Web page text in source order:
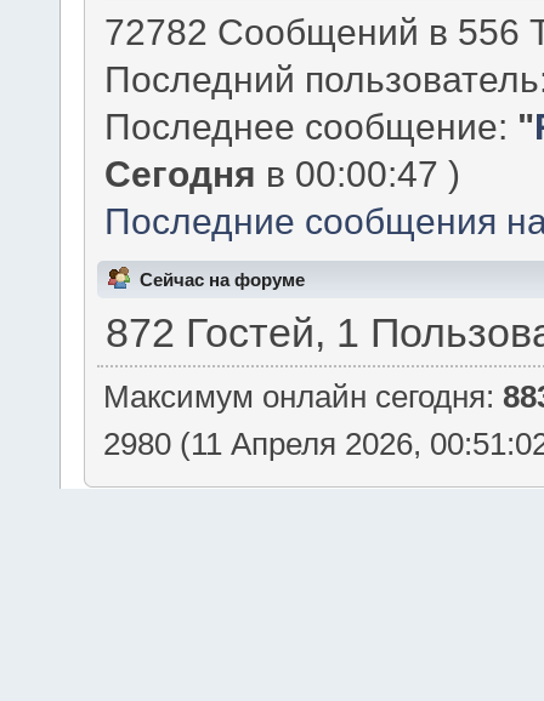
72782 Сообщений в 556
Последний
Последнее сообщение: "
Сегодня в 00:00:47 )
Последние сообщения
Сейчас на форуме
872 Гостей, 1
Максимум онлайн сегодня:
2980 (11 Апреля 2026,